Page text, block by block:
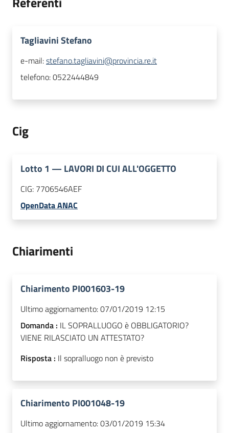
Tagliavini Stefano
e-mail:stefano.tagliavini@provincia.re.it
telefono:0522444849
Cig
Lotto 1 — LAVORI DI CUI ALL'OGGETTO
CIG: 7706546AEF
OpenData ANAC
Chiarimenti
Chiarimento PI001603-19
Ultimo aggiornamento:07/01/2019 12:15
Domanda : IL SOPRALLUOGO è OBBLIGATORIO?
VIENE RILASCIATO UN ATTESTATO?
Risposta : Il sopralluogo non è previsto
Chiarimento PI001048-19
Ultimo aggiornamento:03/01/2019 15:34